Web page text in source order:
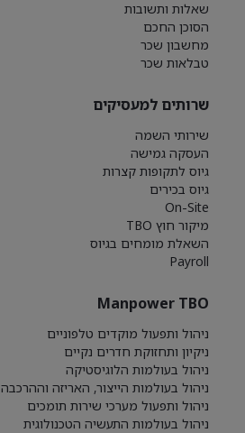
שאלות ותשובות
הסוכן החכם
מחשבון שכר
טבלאות שכר
שרותים למעסיקים
שירותי השמה
העסקה גמישה
גיוס לתקופות קצרות
גיוס בכירים
On-Site
מיקור חוץ TBO
השאלת מומחים בגיוס
Payroll
Manpower TBO
ניהול ותפעול מוקדים טלפוניים
ניקיון ותחזוקת חדרים נקיים
ניהול בעולמות הלוגיסטיקה
ניהול בעולמות הייצור, האריזה וההרכבה
ניהול ותפעול מערכי שירות תומכים
ניהול בעולמות התעשיה הטכנולוגית